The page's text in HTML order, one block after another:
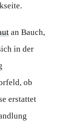
an Bauch,
in der
ob
erstattet